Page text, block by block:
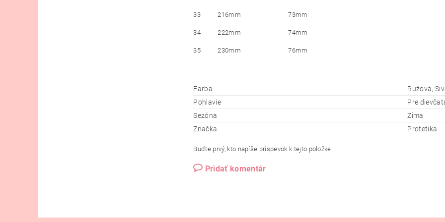
33 216mm 73mm
34 222mm 74mm
35 230mm 76mm
Farba
Ružová,
Pohlavie
Pre
Sezóna
Zima
Značka
Protetika
Buďte prvý, kto napíše príspevok k tejto položke.
Pridať komentár